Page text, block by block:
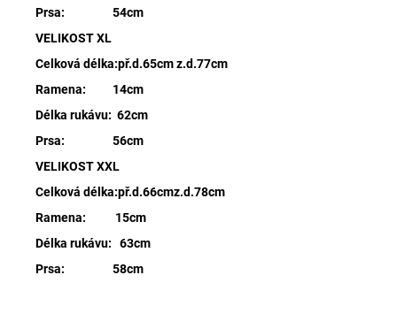
Prsa: 54cm
VELIKOST XL
Celková délka:př.d.65cm z.d.77cm
Ramena: 14cm
Délka rukávu: 62cm
Prsa: 56cm
VELIKOST XXL
Celková délka:př.d.66cmz.d.78cm
Ramena: 15cm
Délka rukávu: 63cm
Prsa: 58cm